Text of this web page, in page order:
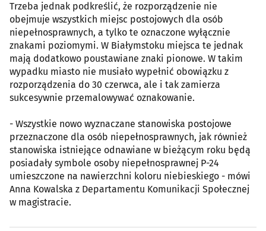
Trzeba jednak podkreślić, że rozporządzenie nie
obejmuje wszystkich miejsc postojowych dla osób
niepełnosprawnych, a tylko te oznaczone wyłącznie
znakami poziomymi. W Białymstoku miejsca te jednak
mają dodatkowo poustawiane znaki pionowe. W takim
wypadku miasto nie musiało wypełnić obowiązku z
rozporządzenia do 30 czerwca, ale i tak zamierza
sukcesywnie przemalowywać oznakowanie.
- Wszystkie nowo wyznaczane stanowiska postojowe
przeznaczone dla osób niepełnosprawnych, jak również
stanowiska istniejące odnawiane w bieżącym roku będą
posiadały symbole osoby niepełnosprawnej P-24
umieszczone na nawierzchni koloru niebieskiego - mówi
Anna Kowalska z Departamentu Komunikacji Społecznej
w magistracie.